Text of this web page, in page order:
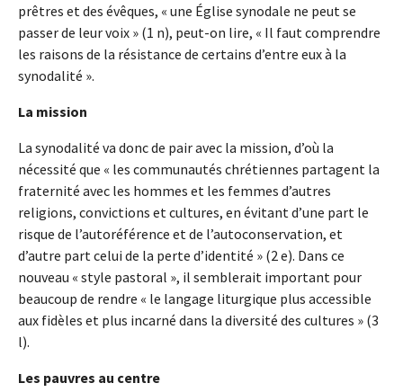
prêtres et des évêques, « une Église synodale ne peut se
passer de leur voix » (1 n), peut-on lire, « Il faut comprendre
les raisons de la résistance de certains d’entre eux à la
synodalité ».
La mission
La synodalité va donc de pair avec la mission, d’où la
nécessité que « les communautés chrétiennes partagent la
fraternité avec les hommes et les femmes d’autres
religions, convictions et cultures, en évitant d’une part le
risque de l’autoréférence et de l’autoconservation, et
d’autre part celui de la perte d’identité » (2 e). Dans ce
nouveau « style pastoral », il semblerait important pour
beaucoup de rendre « le langage liturgique plus accessible
aux fidèles et plus incarné dans la diversité des cultures » (3
l).
Les pauvres au centre